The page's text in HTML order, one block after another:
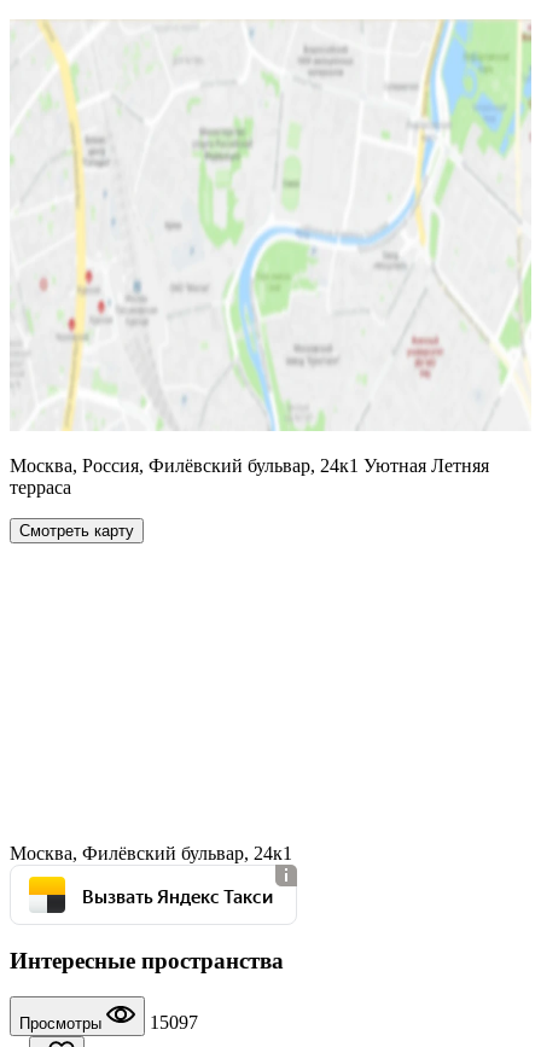
Москва, Россия, Филёвский бульвар, 24к1 Уютная Летняя
терраса
Смотреть карту
Москва, Филёвский бульвар, 24к1
Вызвать Яндекс Такси
Интересные пространства
Просмотры
15097